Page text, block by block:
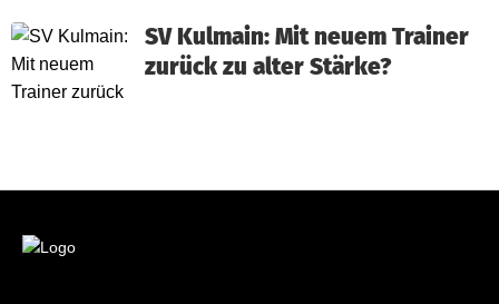
SV Kulmain: Mit neuem Trainer
zurück zu alter Stärke?